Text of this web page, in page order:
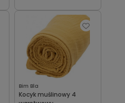
Bim Bla
Kocyk muślinowy 4